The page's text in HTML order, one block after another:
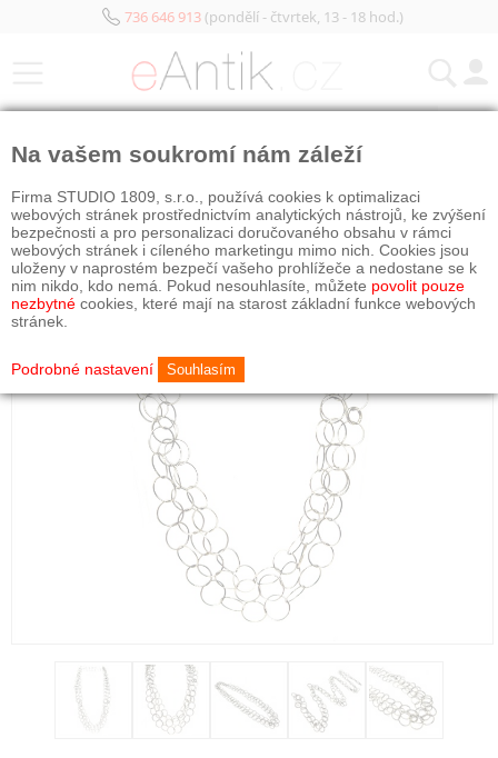
736 646 913(pondělí - čtvrtek, 13 - 18 hod.)
Na vašem soukromí nám záleží
Firma STUDIO 1809, s.r.o., používá cookies k optimalizaci
webových stránek prostřednictvím analytických nástrojů, ke zvýšení
bezpečnosti a pro personalizaci doručovaného obsahu v rámci
webových stránek i cíleného marketingu mimo nich. Cookies jsou
uloženy v naprostém bezpečí vašeho prohlížeče a nedostane se k
nim nikdo, kdo nemá. Pokud nesouhlasíte, můžete povolit pouze
nezbytné cookies, které mají na starost základní funkce webových
stránek.
Podrobné nastavení Souhlasím